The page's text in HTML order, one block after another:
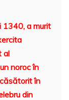
t
A
p
o
1340, a murit
al
noroc în
în
din